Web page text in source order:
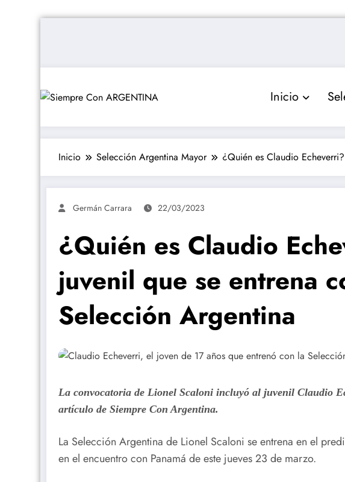
Inicio
Inicio Selección Argentina Mayor ¿Quién es Claudio
Germán Carrara 22/03/2023
¿Quién es Claudio
juvenil que se entrena
Selección Argentina
La convocatoria de Lionel Scaloni incluyó al juvenil Claudio
artículo de Siempre Con Argentina.
La Selección Argentina de Lionel Scaloni se entrena en el
en el encuentro con Panamá de este jueves 23 de marzo.